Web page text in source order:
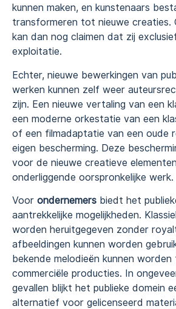
kunnen maken, en kunstenaars
transformeren tot nieuwe creaties.
kan dan nog claimen dat zij
exploitatie.
Echter, nieuwe bewerkingen van
werken kunnen zelf weer
zijn. Een nieuwe vertaling van een
een moderne orkestatie van een
of een filmadaptatie van een oude
eigen bescherming. Deze
voor de nieuwe creatieve
onderliggende oorspronkelijke werk.
Voor ondernemers biedt het
aantrekkelijke mogelijkheden.
worden heruitgegeven zonder
afbeeldingen kunnen worden
bekende melodieën kunnen
commerciële producties. In
gevallen blijkt het publieke domein
alternatief voor gelicenseerd